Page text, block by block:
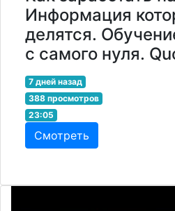
Информация
делятся.
с самого нуля.
7 дней назад
388 просмотров
23:05
Смотреть